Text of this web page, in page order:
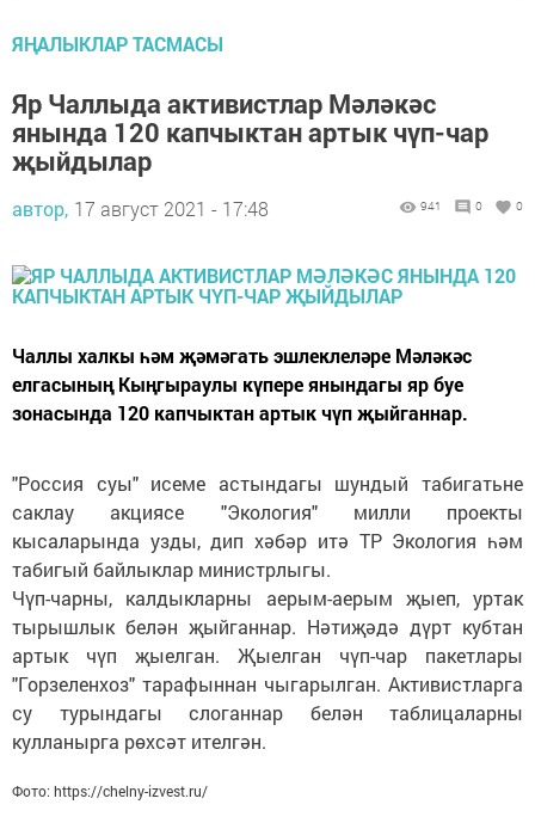
ЯҢАЛЫКЛАР ТАСМАСЫ
Яр Чаллыда активистлар Мәләкәс
янында 120 капчыктан артык чүп-чар
җыйдылар
автор, 17 август 2021 - 17:48 941 0 0
Чаллы халкы һәм җәмәгать эшлеклеләре Мәләкәс
елгасының Кыңгыраулы күпере янындагы яр буе
зонасында 120 капчыктан артык чүп җыйганнар.
"Россия суы" исеме астындагы шундый табигатьне
саклау акциясе "Экология" милли проекты
кысаларында узды, дип хәбәр итә ТР Экология һәм
табигый байлыклар министрлыгы.
Чүп-чарны, калдыкларны аерым-аерым җыеп, уртак
тырышлык белән җыйганнар. Нәтиҗәдә дүрт кубтан
артык чүп җыелган. Җыелган чүп-чар пакетлары
"Горзеленхоз" тарафыннан чыгарылган. Активистларга
су турындагы слоганнар белән таблицаларны
кулланырга рөхсәт ителгән.
Фото: https://chelny-izvest.ru/